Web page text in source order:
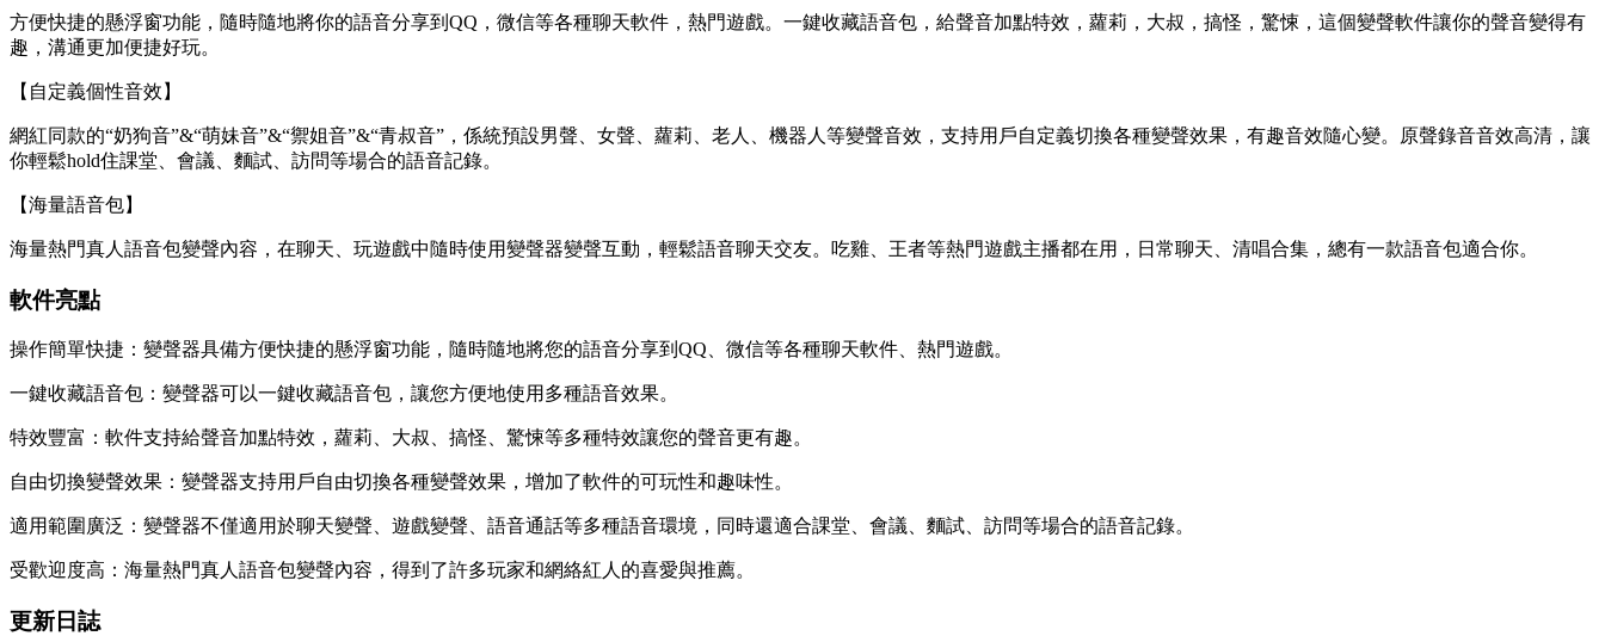
方便快捷的懸浮窗功能，隨時隨地將你的語音分享到QQ，微信等各種聊天軟件，熱門遊戲。一鍵收藏語音包，給聲音加點特效，蘿莉，大叔，搞怪，驚悚，這個變聲軟件讓你的聲音變得有
趣，溝通更加便捷好玩。
【自定義個性音效】
網紅同款的“奶狗音”&“萌妹音”&“禦姐音”&“青叔音”，係統預設男聲、女聲、蘿莉、老人、機器人等變聲音效，支持用戶自定義切換各種變聲效果，有趣音效隨心變。原聲錄音音效高清，讓
你輕鬆hold住課堂、會議、麵試、訪問等場合的語音記錄。
【海量語音包】
海量熱門真人語音包變聲內容，在聊天、玩遊戲中隨時使用變聲器變聲互動，輕鬆語音聊天交友。吃雞、王者等熱門遊戲主播都在用，日常聊天、清唱合集，總有一款語音包適合你。
軟件亮點
操作簡單快捷：變聲器具備方便快捷的懸浮窗功能，隨時隨地將您的語音分享到QQ、微信等各種聊天軟件、熱門遊戲。
一鍵收藏語音包：變聲器可以一鍵收藏語音包，讓您方便地使用多種語音效果。
特效豐富：軟件支持給聲音加點特效，蘿莉、大叔、搞怪、驚悚等多種特效讓您的聲音更有趣。
自由切換變聲效果：變聲器支持用戶自由切換各種變聲效果，增加了軟件的可玩性和趣味性。
適用範圍廣泛：變聲器不僅適用於聊天變聲、遊戲變聲、語音通話等多種語音環境，同時還適合課堂、會議、麵試、訪問等場合的語音記錄。
受歡迎度高：海量熱門真人語音包變聲內容，得到了許多玩家和網絡紅人的喜愛與推薦。
更新日誌